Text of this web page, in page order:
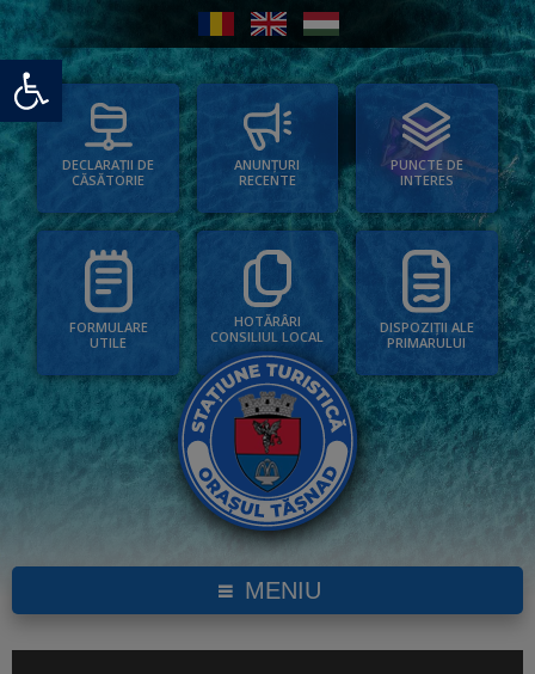
Deschide bara de unelte
DECLARAȚII DE
CĂSĂTORIE
ANUNȚURI
RECENTE
PUNCTE DE
INTERES
FORMULARE
UTILE
HOTĂRÂRI
CONSILIUL LOCAL
DISPOZIȚII ALE
PRIMARULUI
MENIU